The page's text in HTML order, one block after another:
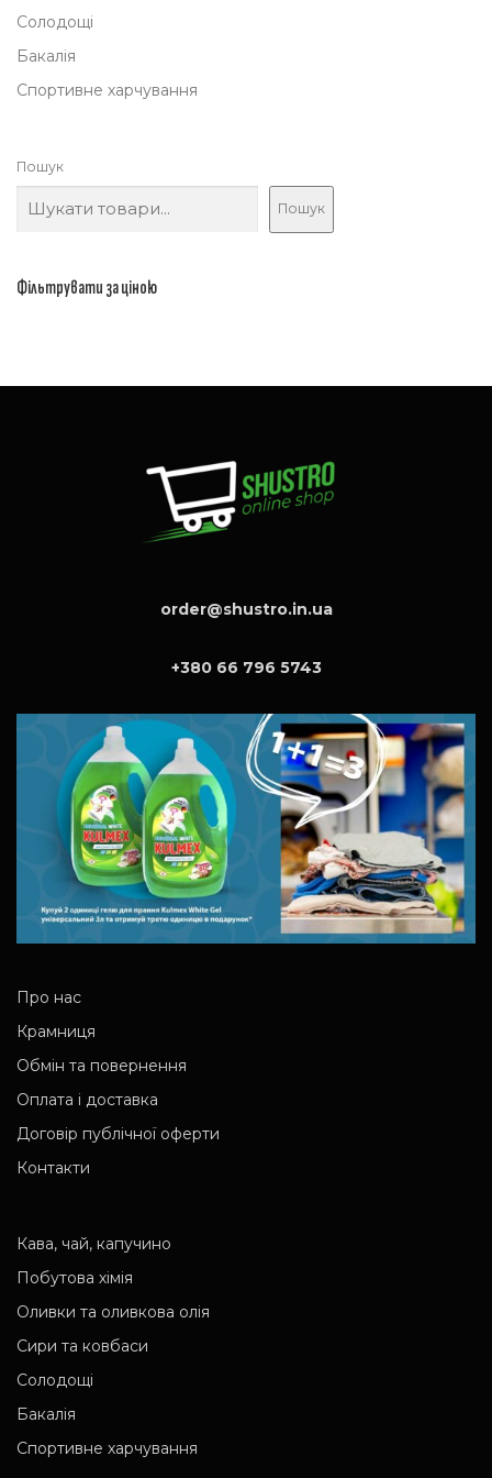
Солодощі
Бакалія
Спортивне харчування
Пошук
Пошук
Фільтрувати за ціною
order@shustro.in.ua
+380 66 796 5743
Про нас
Крамниця
Обмін та повернення
Оплата і доставка
Договір публічної оферти
Контакти
Кава, чай, капучино
Побутова хімія
Оливки та оливкова олія
Сири та ковбаси
Солодощі
Бакалія
Спортивне харчування